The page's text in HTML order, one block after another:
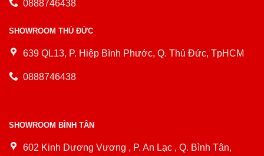
0888746438
SHOWROOM THỦ ĐỨC
639 QL13, P. Hiệp Bình Phước, Q. Thủ Đức, TpHCM
0888746438
SHOWROOM BÌNH TÂN
602 Kinh Dương Vương , P. An Lạc , Q. Bình Tân,